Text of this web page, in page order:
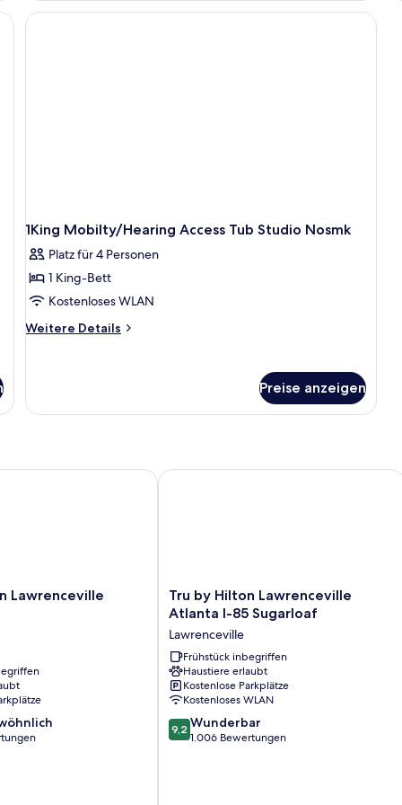
1King Mobilty/Hearing Access Tub Studio Nosmk
Platz für 4 Personen
1 King-Bett
Kostenloses WLAN
Weitere Details
Weitere
Access
Preise anzeigen
Lawrenceville
Duluth
Tru
by
Lawrenceville
Atlanta
I-
85
Sugarloaf
Lawrenceville
Tru by Hilton Lawrenceville
Atlanta I-85 Sugarloaf
Lawrenceville
Frühstück inbegriffen
Haustiere erlaubt
Kostenlose Parkplätze
Kostenloses WLAN
9.2
von
9,2 Wunderbar
1.006 Bewertungen
Tru by Hilton Lawrenceville Atlanta I-